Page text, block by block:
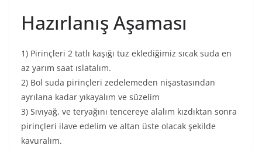
Hazırlanış Aşaması
1) Pirinçleri 2 tatlı kaşığı tuz eklediğimiz sıcak suda en
az yarım saat ıslatalım.
2) Bol suda pirinçleri zedelemeden nişastasından
ayrılana kadar yıkayalım ve süzelim
3) Sıvıyağ, ve teryağını tencereye alalım kızdıktan sonra
pirinçleri ilave edelim ve altan üste olacak şekilde
kavuralım.